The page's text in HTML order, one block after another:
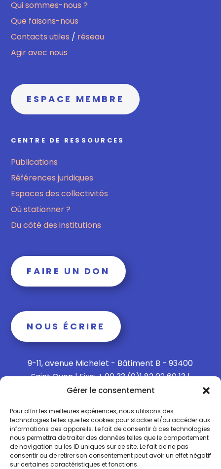
Gérer le consentement
Pour offrir les meilleures expériences, nous utilisons des
technologies telles que les cookies pour stocker et/ou accéder aux
informations des appareils. Le fait de consentir à ces technologies
nous permettra de traiter des données telles que le comportement
de navigation ou les ID uniques sur ce site. Le fait de ne pas
consentir ou de retirer son consentement peut avoir un effet négatif
sur certaines caractéristiques et fonctions.
Qui sommes-nous ?
Que faisons-nous
Contacts utiles / réseau
Agir avec nous
ESPACE MEMBRE
CENTRE DE RESSOURCES
Publications
Références juridiques
Espaces des collectivités
Où stationner ?
Du côté des institutions
FAIRE UN DON
NOUS ÉCRIRE
9-11, avenue Michelet - Bâtiment B - 93400
Saint Ouen | Fixe: + 00 33 (0)1 82 02 60 13 |
Mobile: + 00 33 (0)6 15 73 65 40
Politique de confidentialité
Politique de Cookies